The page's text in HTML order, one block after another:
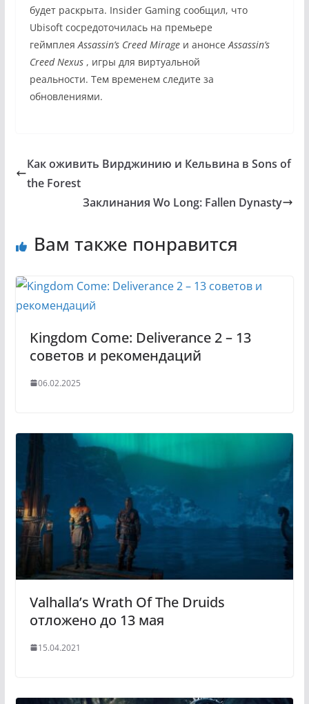
будет раскрыта. Insider Gaming сообщил, что
Ubisoft сосредоточилась на премьере
геймплеяAssassin’s Creed Mirageи анонсеAssassin’s
Creed Nexus, игры для виртуальной
реальности. Тем временем следите за
обновлениями.
Как оживить Вирджинию и Кельвина в Sons of
the Forest
Заклинания Wo Long: Fallen Dynasty
Вам также понравится
Kingdom Come: Deliverance 2 – 13
советов и рекомендаций
06.02.2025
Valhalla’s Wrath Of The Druids
отложено до 13 мая
15.04.2021